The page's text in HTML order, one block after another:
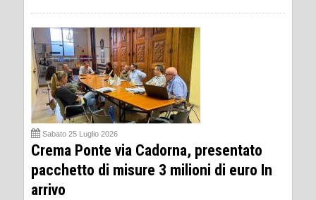
Sabato 25 Luglio 2026
Crema Ponte via Cadorna, presentato
pacchetto di misure 3 milioni di euro In
arrivo